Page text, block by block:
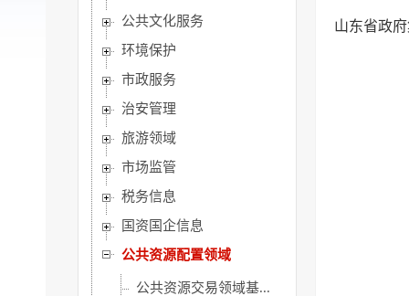
公共文化服务
环境保护
市政服务
治安管理
旅游领域
市场监管
税务信息
国资国企信息
公共资源配置领域
公共资源交易领域基...
山东省政